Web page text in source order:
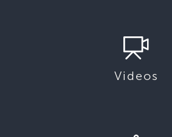
Videos